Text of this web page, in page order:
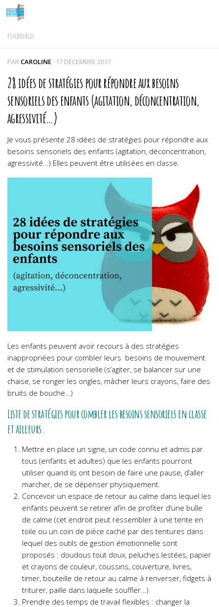
Skip to content
PSYCHOLOGIE
PAR CAROLINE · 17 DÉCEMBRE 2017
28 idées de stratégies pour répondre aux besoins
sensoriels des enfants (agitation, déconcentration,
agressivité…)
Je vous présente 28 idées de stratégies pour répondre aux
besoins sensoriels des enfants (agitation, déconcentration,
agressivité…) Elles peuvent être utilisées en classe.
Les enfants peuvent avoir recours à des stratégies
inappropriées pour combler leurs besoins de mouvement
et de stimulation sensorielle (s’agiter, se balancer sur une
chaise, se ronger les ongles, mâcher leurs crayons, faire des
bruits de bouche…)
Liste de stratégies pour combler les besoins sensoriels en classe
et ailleurs.
Mettre en place un signe, un code connu et admis par
tous (enfants et adultes) que les enfants pourront
utiliser quand ils ont besoin de faire une pause, d’aller
marcher, de se dépenser physiquement.
Concevoir un espace de retour au calme dans lequel les
enfants peuvent se retirer afin de profiter d’une bulle
de calme (cet endroit peut ressembler à une tente en
toile ou un coin de pièce caché par des tentures dans
lequel des outils de gestion émotionnelle sont
proposés : doudous tout doux, peluches lestées, papier
et crayons de couleur, coussins, couverture, livres,
timer, bouteille de retour au calme à renverser, fidgets à
triturer, paille dans laquelle souffler…)
Prendre des temps de travail flexibles : changer la